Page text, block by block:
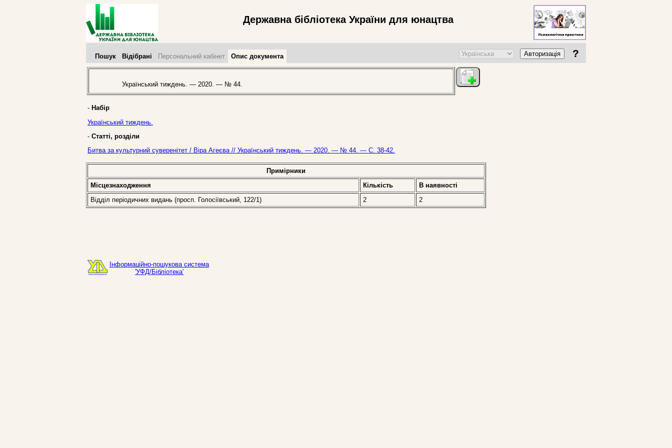
Державна бібліотека України для юнацтва
Пошук Відібрані Персональний кабінет Опис документа Авторизація ?
Український тиждень. — 2020. — № 44.
- Набір
Український тиждень.
- Статті, розділи
Битва за культурний суверенітет / Віра Агеєва // Український тиждень. — 2020. — № 44. — С. 38-42.
Примірники
Місцезнаходження
Кількість
В наявностi
Відділ періодичних видань (просп. Голосіївський, 122/1)
2 2
Інформаційно-пошукова система
'УФД/Бібліотека'